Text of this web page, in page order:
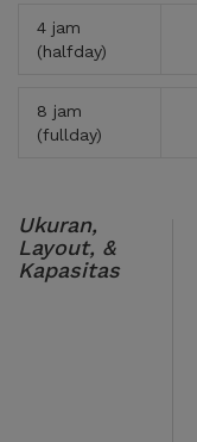
4 jam
(halfday)
8 jam
(fullday)
Ukuran,
Layout, &
Kapasitas